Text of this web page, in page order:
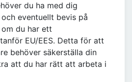
du ha med dig
eventuellt bevis på
du har ett
EU/EES. Detta för att
behöver säkerställa din
att du har rätt att arbeta i